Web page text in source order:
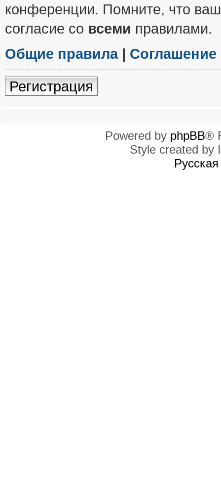
конференции. Помните, что
согласие со всеми правилами.
Общие правила|
Регистрация
Powered by phpBB®
Style created by